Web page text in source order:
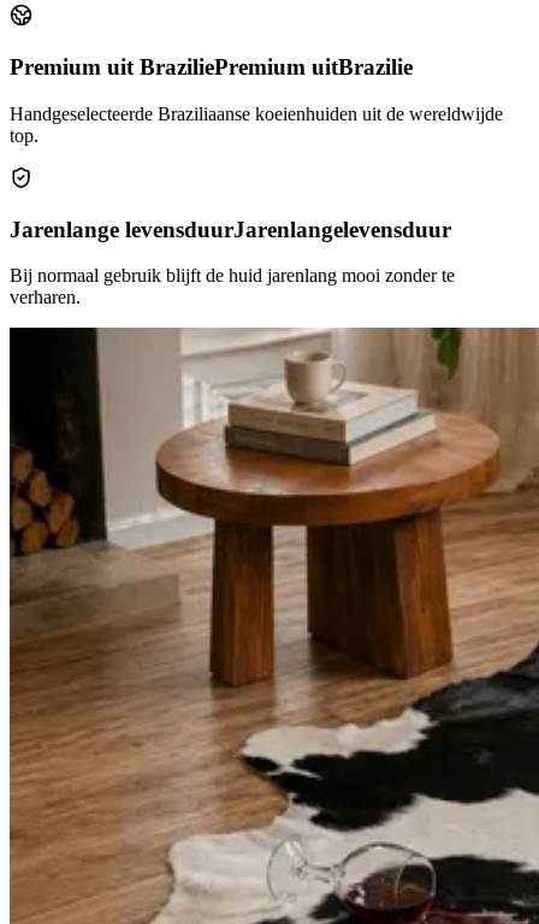
Premium uit BraziliePremium uitBrazilie
Handgeselecteerde Braziliaanse koeienhuiden uit de wereldwijde
top.
Jarenlange levensduurJarenlangelevensduur
Bij normaal gebruik blijft de huid jarenlang mooi zonder te
verharen.